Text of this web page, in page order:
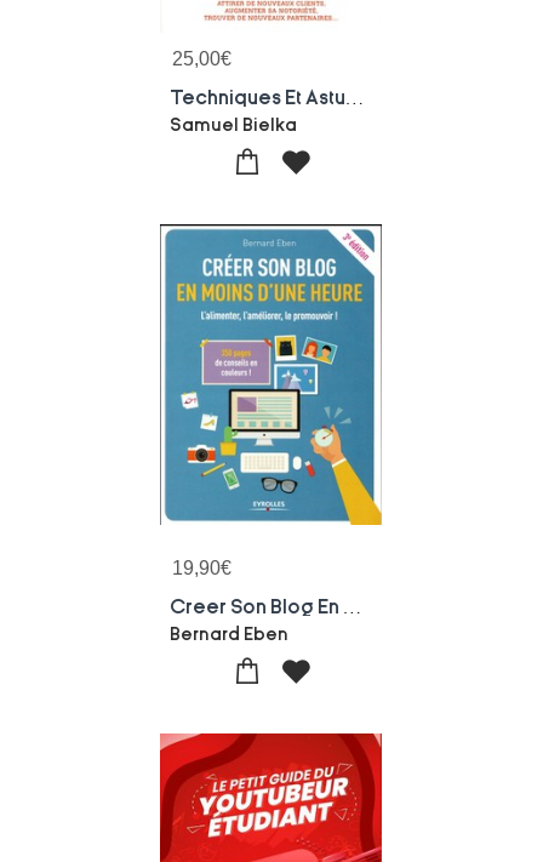
25,00€
Samuel Bielka
19,90€
Bernard Eben